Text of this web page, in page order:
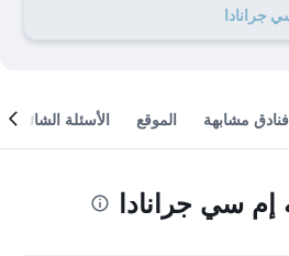
فنادق مشابهة الموقع الأسئلة الشائعة
سي جرانادا